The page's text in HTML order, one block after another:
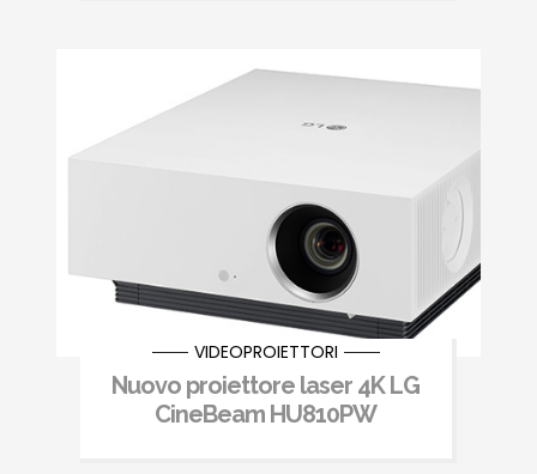
VIDEOPROIETTORI
Nuovo proiettore laser 4K LG
CineBeam HU810PW